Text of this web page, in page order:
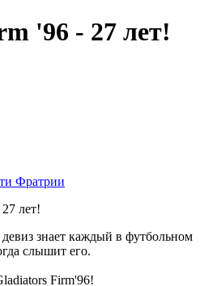
'96 - 27 лет!
Фратрии
знает каждый в футбольном
слышит его.
Firm'96!